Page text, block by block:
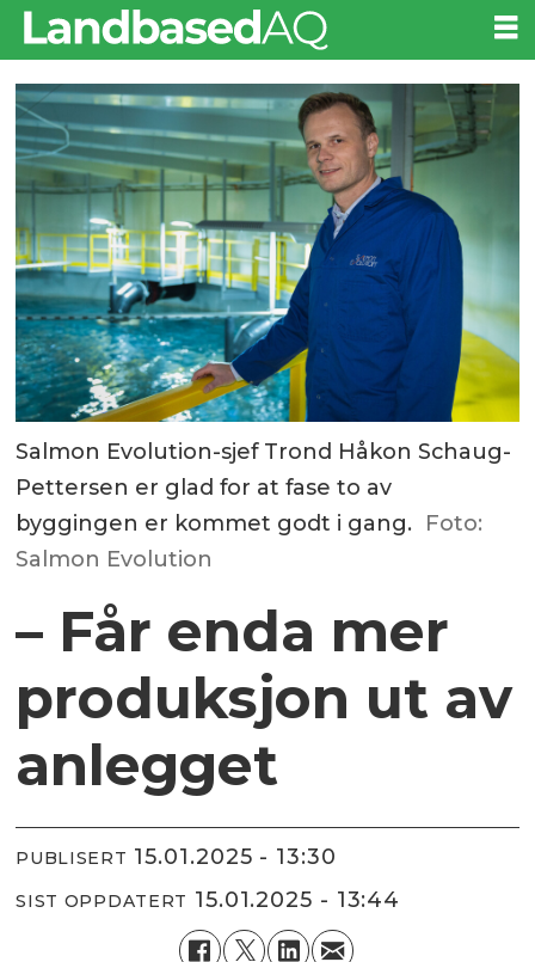
Salmon Evolution-sjef Trond Håkon Schaug-
Pettersen er glad for at fase to av
byggingen er kommet godt i gang. Foto:
Salmon Evolution
– Får enda mer
produksjon ut av
anlegget
PUBLISERT 15.01.2025 - 13:30
SIST OPPDATERT 15.01.2025 - 13:44